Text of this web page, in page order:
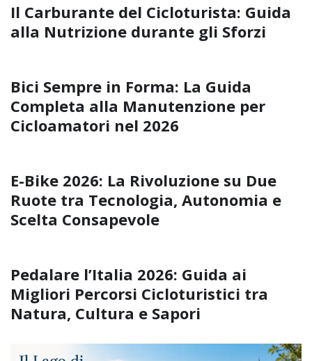
Il Carburante del Cicloturista: Guida
alla Nutrizione durante gli Sforzi
Bici Sempre in Forma: La Guida
Completa alla Manutenzione per
Cicloamatori nel 2026
E-Bike 2026: La Rivoluzione su Due
Ruote tra Tecnologia, Autonomia e
Scelta Consapevole
Pedalare l’Italia 2026: Guida ai
Migliori Percorsi Cicloturistici tra
Natura, Cultura e Sapori